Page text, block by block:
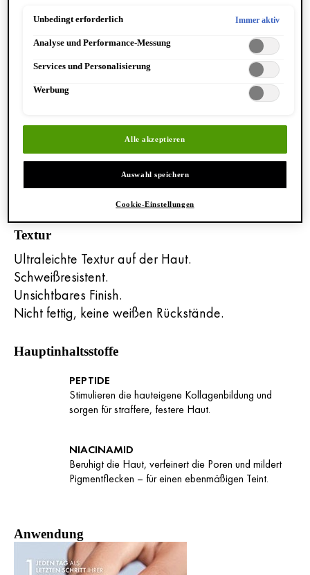
Gel-Mikrotröpfchen eingeschlossen, die nach dem
Auftragen auf die Haut einen ultradünnen,
gleichmäßigen und langanhaltenden Film bilden.
Sehr hoher UVA- & UVB-Schutz.
Mildert die Zeichen der Hautalterung:
Pigmentflecken und fehlende Straffheit.
Dermatologisch an empfindlicher Haut getestet.
Textur
Ultraleichte Textur auf der Haut.
Schweißresistent.
Unsichtbares Finish.
Nicht fettig, keine weißen Rückstände.
Hauptinhaltsstoffe
PEPTIDE
Stimulieren die hauteigene Kollagenbildung und
sorgen für straffere, festere Haut.
NIACINAMID
Beruhigt die Haut, verfeinert die Poren und mildert
Pigmentflecken – für einen ebenmäßigen Teint.
Anwendung
speichern"). Die Auswahl kann jederzeit unter dem Link "Cookie-
Datenschutzinformationen.
Unbedingt erforderlich Immer aktiv
Analyse und Performance-Messung
Services und Personalisierung
Werbung
Alle akzeptieren
Auswahl speichern
Cookie-Einstellungen